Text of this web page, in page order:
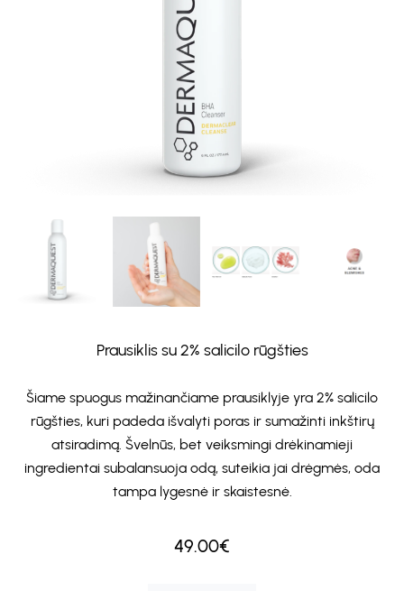
Prausiklis su 2% salicilo rūgšties
Šiame spuogus mažinančiame prausiklyje yra 2% salicilo
rūgšties, kuri padeda išvalyti poras ir sumažinti inkštirų
atsiradimą. Švelnūs, bet veiksmingi drėkinamieji
ingredientai subalansuoja odą, suteikia jai drėgmės, oda
tampa lygesnė ir skaistesnė.
49.00€